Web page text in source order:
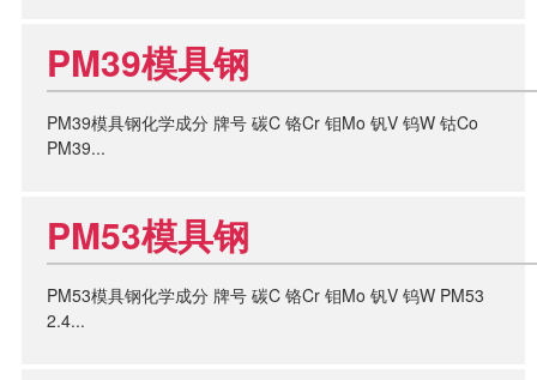
PM39模具钢
PM39模具钢化学成分 牌号 碳C 铬Cr 钼Mo 钒V 钨W 钴Co
PM39...
PM53模具钢
PM53模具钢化学成分 牌号 碳C 铬Cr 钼Mo 钒V 钨W PM53
2.4...